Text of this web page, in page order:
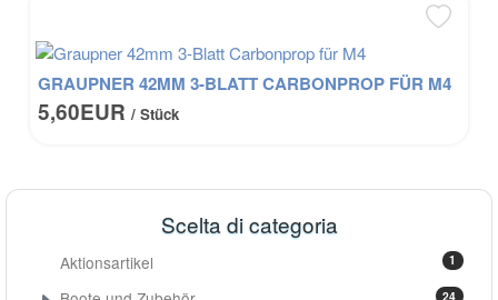
GRAUPNER 42MM 3-BLATT CARBONPROP FÜR M4
5,60EUR/ Stück
Scelta di categoria
1
Aktionsartikel
24